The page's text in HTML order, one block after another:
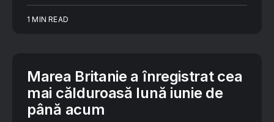
1 MIN READ
Marea Britanie a înregistrat cea
mai călduroasă lună iunie de
până acum